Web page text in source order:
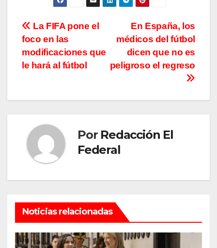
Navegación
de
entradas
En España, los
médicos del fútbol
dicen que no es
peligroso el regreso
La FIFA pone el
foco en las
modificaciones que
le hará al fútbol
Por Redacción El
Federal
Noticias relacionadas